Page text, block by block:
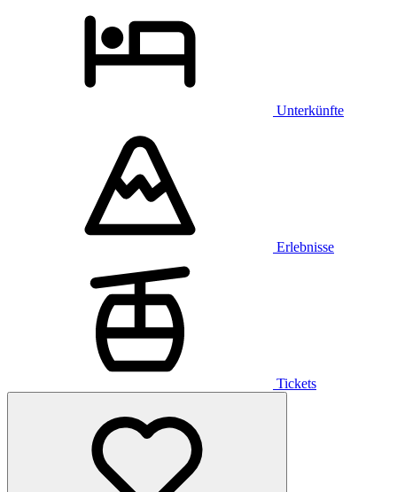
Unterkünfte
Erlebnisse
Tickets